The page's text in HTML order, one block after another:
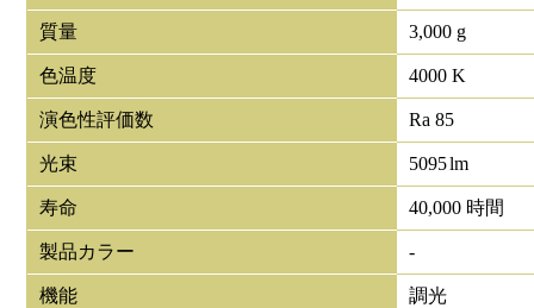
質量 3,000 g
色温度 4000 K
演色性評価数 Ra 85
光束 5095lm
寿命 40,000 時間
製品カラー -
機能 調光